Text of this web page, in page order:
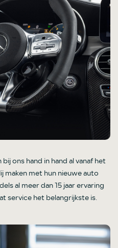
ons hand in hand al vanaf het
maken met hun nieuwe auto
al meer dan 15 jaar ervaring
service het belangrijkste is.